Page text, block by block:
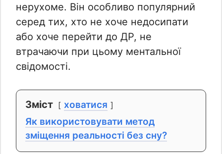
нерухоме. Він особливо популярний
серед тих, хто не хоче недосипати
або хоче перейти до ДР, не
втрачаючи при цьому ментальної
свідомості.
Зміст
ховатися
Як використовувати метод
зміщення реальності без сну?